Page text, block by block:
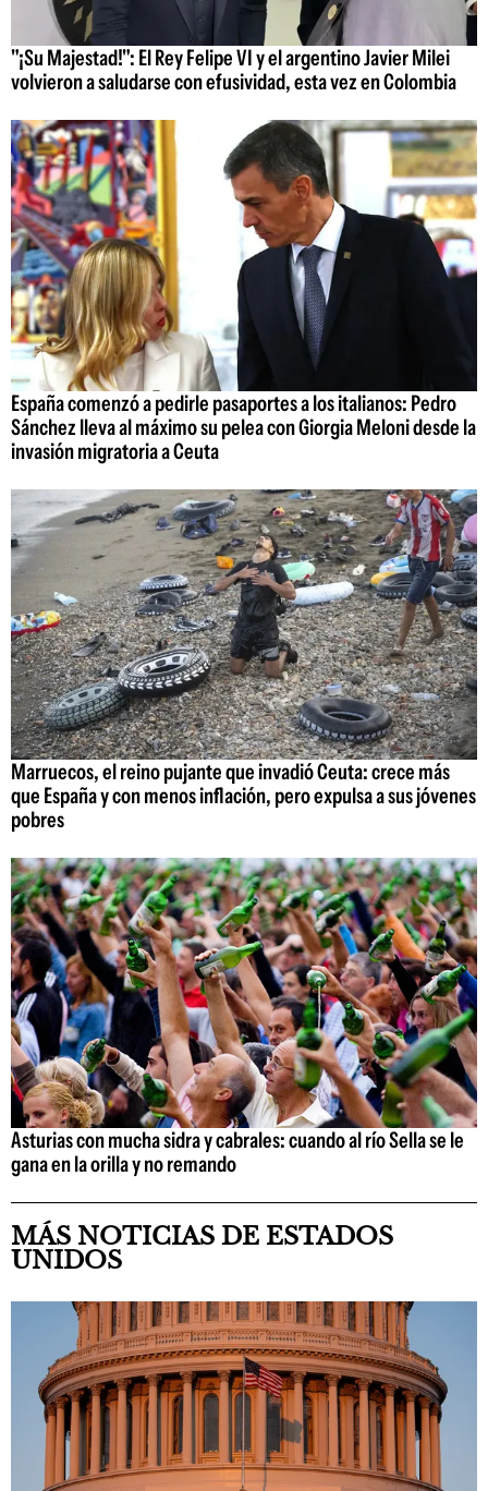
"¡Su Majestad!": El Rey Felipe VI y el argentino Javier Milei
volvieron a saludarse con efusividad, esta vez en Colombia
España comenzó a pedirle pasaportes a los italianos: Pedro
Sánchez lleva al máximo su pelea con Giorgia Meloni desde la
invasión migratoria a Ceuta
Marruecos, el reino pujante que invadió Ceuta: crece más
que España y con menos inflación, pero expulsa a sus jóvenes
pobres
Asturias con mucha sidra y cabrales: cuando al río Sella se le
gana en la orilla y no remando
MÁS NOTICIAS DE ESTADOS
UNIDOS